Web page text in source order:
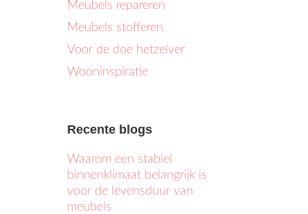
Meubels repareren
Meubels stofferen
Voor de doe hetzelver
Wooninspiratie
Recente blogs
Waarom een stabiel
binnenklimaat belangrijk is
voor de levensduur van
meubels